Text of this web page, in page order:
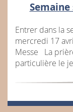
Entrer dans la
mercredi 17
Messe La
particulière le